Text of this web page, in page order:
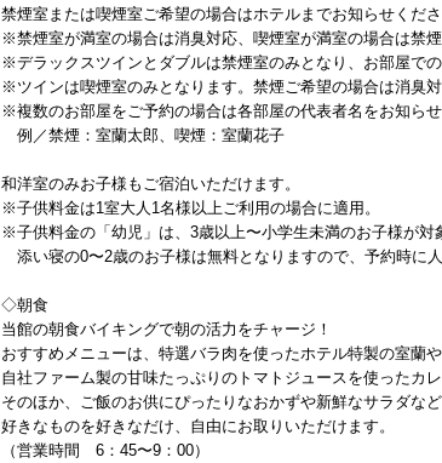
禁煙室または喫煙室ご希望の場合はホテルまでお知らせくださ
※禁煙室が満室の場合は消臭対応、喫煙室が満室の場合は禁
※デラックスツインとダブルは禁煙室のみとなり、お部屋で
※ツインは喫煙室のみとなります。禁煙ご希望の場合は消臭対
※複数のお部屋をご予約の場合は各部屋の代表者名をお知ら
例／禁煙：室蘭太郎、喫煙：室蘭花子
和洋室のみお子様もご宿泊いただけます。
※子供料金は1室大人1名様以上ご利用の場合に適用。
※子供料金の「幼児」は、3歳以上〜小学生未満のお子様が対
添い寝の0〜2歳のお子様は無料となりますので、予約時に人
◇朝食
当館の朝食バイキングで朝の活力をチャージ！
おすすめメニューは、特選バラ肉を使ったホテル特製の室蘭や
自社ファーム製の甘味たっぷりのトマトジュースを使ったカレ
そのほか、ご飯のお供にぴったりなおかずや新鮮なサラダなど
好きなものを好きなだけ、自由にお取りいただけます。
（営業時間 6：45〜9：00）